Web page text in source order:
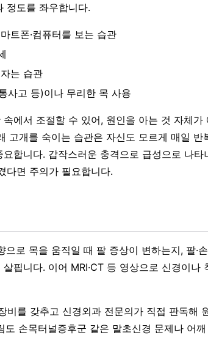
정도를 좌우합니다.
트폰·컴퓨터를 보는 습관
는 습관
사고 등)이나 무리한 목 사용
에서 조절할 수 있어, 원인을 아는 것 자체가
고개를 숙이는 습관은 자신도 모르게 매일 반
합니다. 갑작스러운 충격으로 급성으로 나타
다면 주의가 필요합니다.
로 목을 움직일 때 팔 증상이 변하는지, 팔·
핍니다. 이어 MRI·CT 등 영상으로 신경이나
비를 갖추고 신경외과 전문의가 직접 판독해
도 손목터널증후군 같은 말초신경 문제나 어